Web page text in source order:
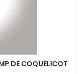
DE COQUELICOT